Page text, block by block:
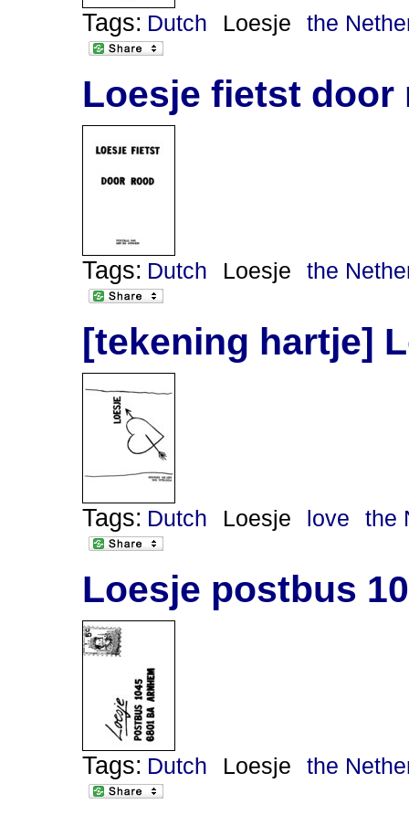
Tags: Dutch Loesje the
Loesje fietst door
Tags: Dutch Loesje the
[tekening hartje]
Tags: Dutch Loesje love the
Loesje postbus
Tags: Dutch Loesje the